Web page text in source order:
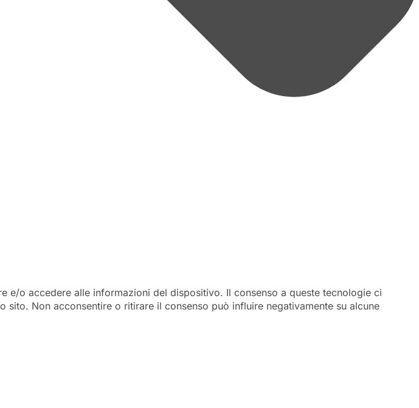
o accedere alle informazioni del dispositivo. Il consenso a queste tecnologie ci
Non acconsentire o ritirare il consenso può influire negativamente su alcune